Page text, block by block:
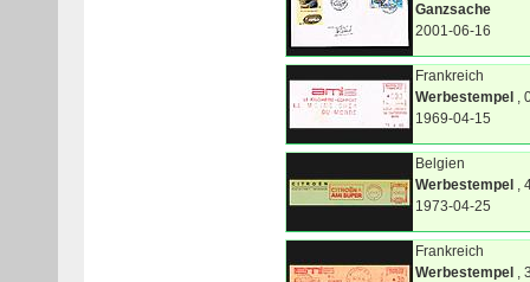
Ganzsache
2001-06-16
Frankreich
Werbestempel ,
1969-04-15
Belgien
Werbestempel ,
1973-04-25
Frankreich
Werbestempel ,